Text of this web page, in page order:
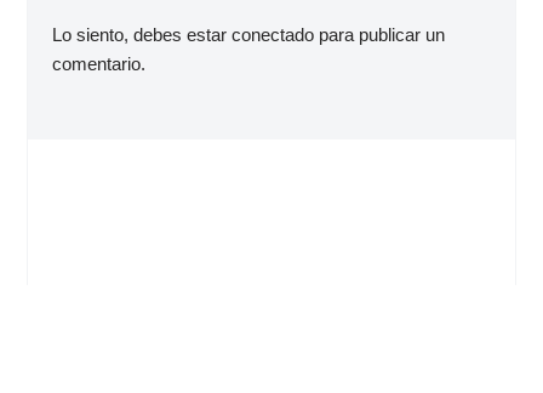
Lo siento, debes estarconectado para publicar un
comentario.